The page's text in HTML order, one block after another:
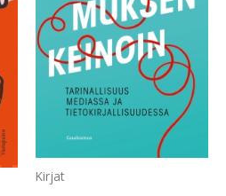
Kirjat